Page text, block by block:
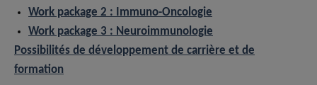
Work package 2 : Immuno-Oncologie
Work package 3 : Neuroimmunologie
Possibilités de développement de carrière et de
formation